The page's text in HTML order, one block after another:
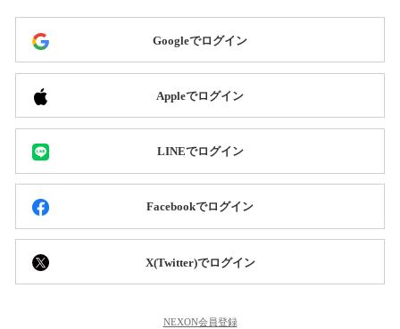
Googleでログイン
Appleでログイン
LINEでログイン
Facebookでログイン
X(Twitter)でログイン
NEXON会員登録